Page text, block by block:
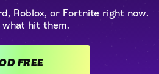
Roblox, or Fortnite right now.
hit them.
GET VOICEMOD FREE